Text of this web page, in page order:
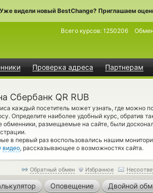
Уже видели новый BestChange? Приглашаем
Проверка адреса Партнерам
Всего курсов: 1250206
Сбербанк QR RUB
каждый посетитель может узнать, где можно
Определите наиболее удобный курс, обратив
обменники, размещаемые на сайте, были
в первый раз воспользовались нашим
видео, рассказывающее о возможностях сайта.
Обратный обмен Избранное
Оповещение Двойной